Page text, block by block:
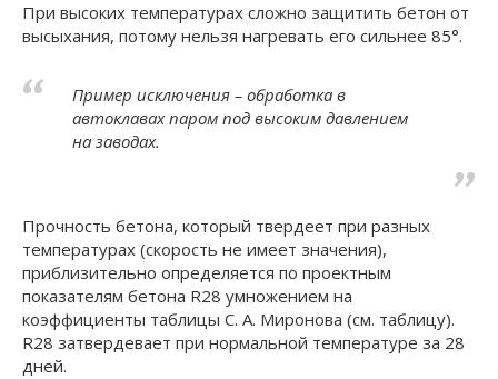
При высоких температурах сложно защитить бетон от
высыхания, потому нельзя нагревать его сильнее 85°.
Пример исключения – обработка в
автоклавах паром под высоким давлением
на заводах.
Прочность бетона, который твердеет при разных
температурах (скорость не имеет значения),
приблизительно определяется по проектным
показателям бетона R28 умножением на
коэффициенты таблицы С. А. Миронова (см. таблицу).
R28 затвердевает при нормальной температуре за 28
дней.